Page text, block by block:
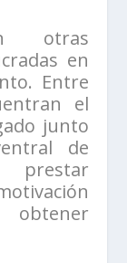
otras
en
Entre
el
junto
de
prestar